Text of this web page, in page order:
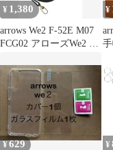
¥ 1,380
arrows We2 F-52E M07
FCG02 アローズWe2 ケ
キルティング おしゃれ
可愛い 3. アイボリーブ
ラック ブラック 黒
¥
¥629 ¥